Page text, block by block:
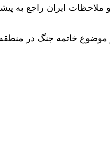
ایران راجع به
خاتمه جنگ در